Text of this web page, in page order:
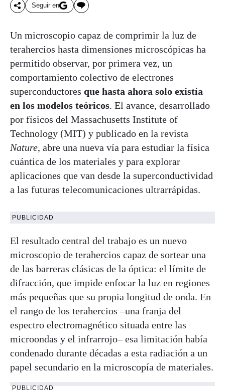
Seguir en
Un microscopio capaz de comprimir la luz de
terahercios hasta dimensiones microscópicas ha
permitido observar, por primera vez, un
comportamiento colectivo de electrones
superconductores que hasta ahora solo existía
en los modelos teóricos. El avance, desarrollado
por físicos del Massachusetts Institute of
Technology (MIT) y publicado en la revista
Nature, abre una nueva vía para estudiar la física
cuántica de los materiales y para explorar
aplicaciones que van desde la superconductividad
a las futuras telecomunicaciones ultrarrápidas.
PUBLICIDAD
El resultado central del trabajo es un nuevo
microscopio de terahercios capaz de sortear una
de las barreras clásicas de la óptica: el límite de
difracción, que impide enfocar la luz en regiones
más pequeñas que su propia longitud de onda. En
el rango de los terahercios –una franja del
espectro electromagnético situada entre las
microondas y el infrarrojo– esa limitación había
condenado durante décadas a esta radiación a un
papel secundario en la microscopía de materiales.
PUBLICIDAD